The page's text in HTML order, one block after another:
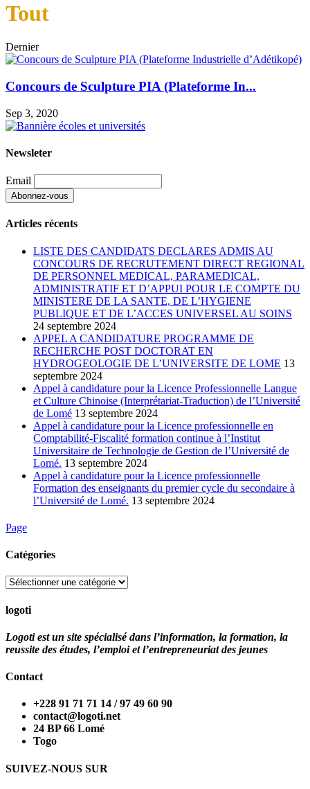
Tout
Dernier
Concours de Sculpture PIA (Plateforme In...
Sep 3, 2020
Newsleter
Email
Articles récents
LISTE DES CANDIDATS DECLARES ADMIS AU
CONCOURS DE RECRUTEMENT DIRECT REGIONAL
DE PERSONNEL MEDICAL, PARAMEDICAL,
ADMINISTRATIF ET D’APPUI POUR LE COMPTE DU
MINISTERE DE LA SANTE, DE L’HYGIENE
PUBLIQUE ET DE L’ACCES UNIVERSEL AU SOINS
24 septembre 2024
APPEL A CANDIDATURE PROGRAMME DE
RECHERCHE POST DOCTORAT EN
HYDROGEOLOGIE DE L’UNIVERSITE DE LOME 13
septembre 2024
Appel à candidature pour la Licence Professionnelle Langue
et Culture Chinoise (Interprétariat-Traduction) de l’Université
de Lomé 13 septembre 2024
Appel à candidature pour la Licence professionnelle en
Comptabilité-Fiscalité formation continue à l’Institut
Universitaire de Technologie de Gestion de l’Université de
Lomé. 13 septembre 2024
Appel à candidature pour la Licence professionnelle
Formation des enseignants du premier cycle du secondaire à
l’Université de Lomé. 13 septembre 2024
Page
Catégories
Catégories
logoti
Logoti est un site spécialisé dans l’information, la formation, la
reussite des études, l’emploi et l’entrepreneuriat des jeunes
Contact
+228 91 71 71 14 / 97 49 60 90
contact@logoti.net
24 BP 66 Lomé
Togo
SUIVEZ-NOUS SUR